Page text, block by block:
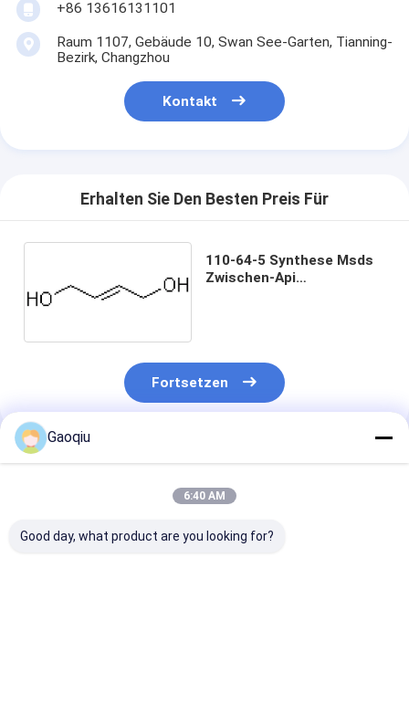
+86 13616131101
Raum 1107, Gebäude 10, Swan See-Garten, Tianning-
Bezirk, Changzhou
Kontakt
Erhalten Sie Den Besten Preis Für
110-64-5 Synthese Msds
Zwischen-Api
Fortsetzen
Empfohlene Produkte
Gaoqiu
6:40 AM
Good day, what product are you looking for?